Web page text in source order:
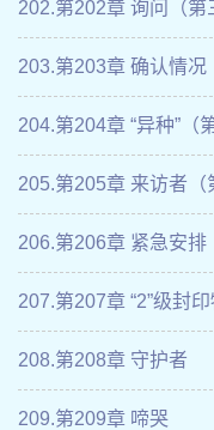
202.第202章 询问（第
203.第203章 确认情况
204.第204章 “异种”（
205.第205章 来访者（
206.第206章 紧急安排
207.第207章 “2”级封印
208.第208章 守护者
209.第209章 啼哭